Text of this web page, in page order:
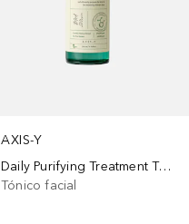
AXIS-Y
Daily Purifying Treatment Toner
Tónico facial